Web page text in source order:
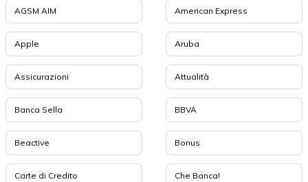
AGSM AIM American Express
Apple Aruba
Assicurazioni Attualità
Banca Sella BBVA
Beactive Bonus
Carte di Credito Che Banca!